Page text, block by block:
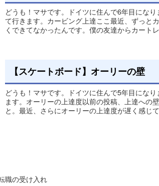
どうも！マサです。ドイツに住んで6年目にな
て行きます。カービング上達ここ最近、ずっと
くできてなかったんです。僕の友達からカート
【スケートボード】オーリーの壁
どうも！マサです。ドイツに住んで5年目にな
ます。オーリーの上達度以前の投稿、上達への
と。最近、さらにオーリーの上達度が遅く感じ
職の受け入れ